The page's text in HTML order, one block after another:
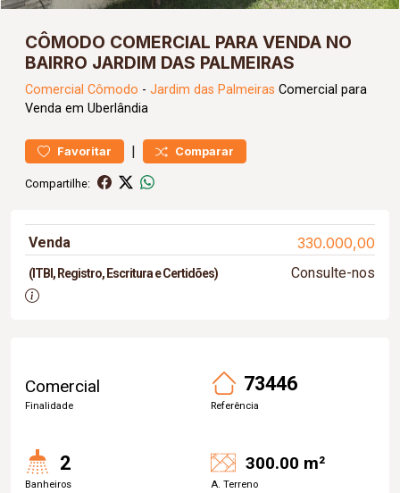
CÔMODO COMERCIAL PARA VENDA NO
BAIRRO JARDIM DAS PALMEIRAS
Comercial Cômodo - Jardim das Palmeiras Comercial para
Venda em Uberlândia
Favoritar | Comparar
Compartilhe:
Venda 330.000,00
(ITBI, Registro, Escritura e Certidões) Consulte-nos
Comercial
Finalidade
73446
Referência
2
Banheiros
300.00 m²
A. Terreno